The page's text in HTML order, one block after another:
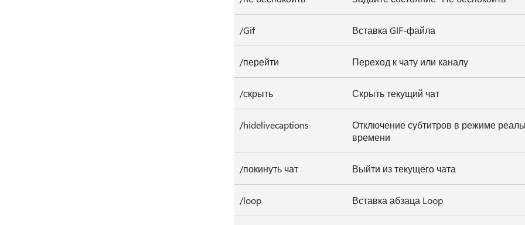
/Gif Вставка GIF-файла
/перейти Переход к чату или каналу
/скрыть Скрыть текущий чат
/hidelivecaptions
Отключение субтитров в режиме
времени
/покинуть чат Выйти из текущего чата
/loop Вставка абзаца Loop